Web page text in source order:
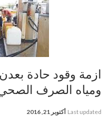
ازمة وقود حادة
ومياه الصرف
Last updated أكتوبر 21, 2016